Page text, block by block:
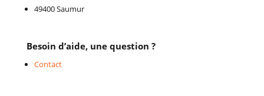
49400 Saumur
Besoin d’aide, une question ?
Contact